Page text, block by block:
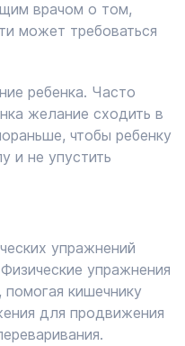
врачом о том,
может требоваться
ребенка. Часто
желание сходить в
чтобы ребенку
и не упустить
упражнений
упражнения
кишечнику
для продвижения